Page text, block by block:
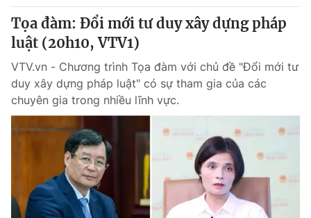
Tọa đàm: Đổi mới tư duy xây dựng pháp
luật (20h10, VTV1)
VTV.vn - Chương trình Tọa đàm với chủ đề "Đổi mới tư
duy xây dựng pháp luật" có sự tham gia của các
chuyên gia trong nhiều lĩnh vực.